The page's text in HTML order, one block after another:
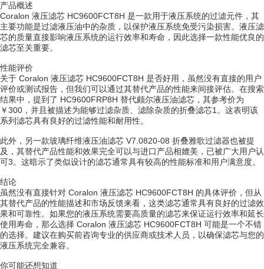
产品概述
Coralon 液压滤芯 HC9600FCT8H 是一款用于液压系统的过滤元件，其
主要功能是过滤液压油中的杂质，以保护液压系统免受污染损害。液压滤
芯的质量直接影响液压系统的运行效率和寿命，因此选择一款性能优良的
滤芯至关重要。
性能评价
关于 Coralon 液压滤芯 HC9600FCT8H 是否好用，虽然没有直接的用户
评价或测试报告，但我们可以通过其替代产品的性能来间接评估。在搜索
结果中，提到了 HC9600FRP8H 替代颇尔液压油滤芯，其参考价为
￥300，并且被描述为能够过滤杂质、滤除杂质的折叠滤芯1。这表明该
系列滤芯具有良好的过滤性能和耐用性。
此外，另一款玻璃纤维液压油滤芯 V7.0820-08 折叠雅歌过滤器也被提
及，其替代产品性能和效果完全可以与进口产品相媲美，已被广大用户认
可3。这暗示了类似设计的滤芯通常具有较高的性能标准和用户满意度。
结论
虽然没有直接针对 Coralon 液压滤芯 HC9600FCT8H 的具体评价，但从
其替代产品的性能描述和市场反馈来看，这类滤芯通常具有良好的过滤效
果和可靠性。如果您的液压系统需要高质量的滤芯来保证运行效率和延长
使用寿命，那么选择 Coralon 液压滤芯 HC9600FCT8H 可能是一个不错
的选择。建议在购买前咨询专业的供应商或技术人员，以确保滤芯与您的
液压系统完全兼容。
你可能还想知道